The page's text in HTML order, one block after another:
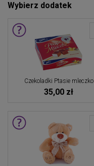
Wybierz dodatek
Czekoladki Ptasie mleczko
35,00 zł